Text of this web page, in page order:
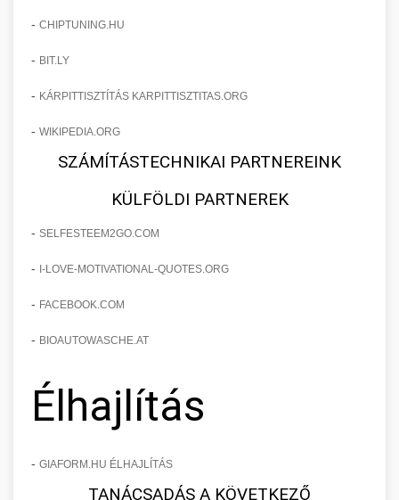
- CHIPTUNING.HU
- BIT.LY
- KÁRPITTISZTÍTÁS KARPITTISZTITAS.ORG
- WIKIPEDIA.ORG
SZÁMÍTÁSTECHNIKAI PARTNEREINK
KÜLFÖLDI PARTNEREK
- SELFESTEEM2GO.COM
- I-LOVE-MOTIVATIONAL-QUOTES.ORG
- FACEBOOK.COM
- BIOAUTOWASCHE.AT
Élhajlítás
- GIAFORM.HU ÉLHAJLÍTÁS
TANÁCSADÁS A KÖVETKEZŐ